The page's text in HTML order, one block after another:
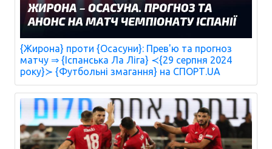
{Жирона} проти {Осасуни}: Прев'ю та прогноз
матчу ⇒ {Іспанська Ла Ліга} ≺{29 серпня 2024
року}≻ {Футбольні змагання} на СПОРТ.UA